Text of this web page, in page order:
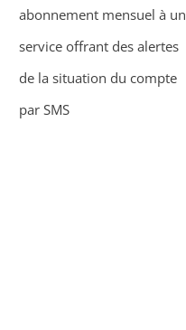
abonnement mensuel à un
service offrant des alertes
de la situation du compte
par SMS